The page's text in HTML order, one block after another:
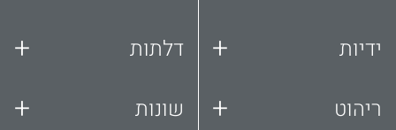
ידיות +
ריהוט +
דלתות +
שונות +